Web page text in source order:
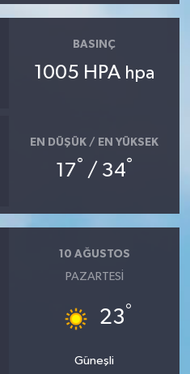
BASINÇ
1005 HPA hpa
EN DÜŞÜK / EN YÜKSEK
17° / 34°
10 AĞUSTOS
PAZARTESI
23°
Güneşli